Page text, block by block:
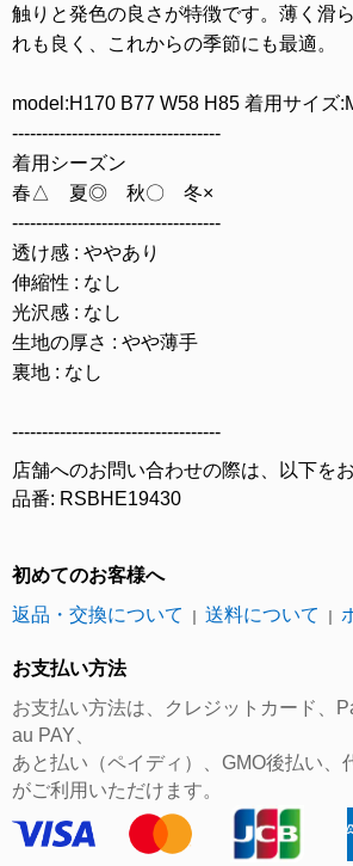
触りと発色の良さが特徴です。薄く滑
れも良く、これからの季節にも最適。
model:H170 B77 W58 H85 着用サイズ
-----------------------------------
着用シーズン
春△ 夏◎ 秋〇 冬×
-----------------------------------
透け感 : ややあり
伸縮性 : なし
光沢感 : なし
生地の厚さ : やや薄手
裏地 : なし
-----------------------------------
店舗へのお問い合わせの際は、以下を
品番: RSBHE19430
初めてのお客様へ
返品・交換について
送料について
お支払い方法
お支払い方法は、クレジットカード、
au PAY、
あと払い（ペイディ）、GMO後払い、
がご利用いただけます。